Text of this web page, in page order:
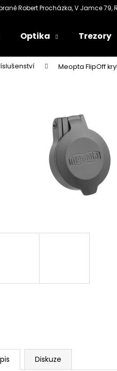
Optika Trezory
Meopta FlipOff
Diskuze
potřebujete
Doporučujeme
KŠILTOVKA ZELENÁ